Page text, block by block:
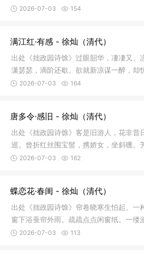
2026-07-03 154
满江红·有感 - 徐灿（清代）
出处《拙政园诗馀》过眼韶华，凄凄又、
潇瑟瑟，滴阶还歇。欲就新凉谋一醉，却
人、从此卜
2026-07-03 164
唐多令·感旧 - 徐灿（清代）
出处《拙政园诗馀》客是旧游人，花非昔
巡。曾折红丝围宝髻，携娇女，坐斜曛。
津。恨东
2026-07-03 162
蝶恋花·春闺 - 徐灿（清代）
出处《拙政园诗馀》帘卷晓寒生怕起。一
窗下浴蚕帘外雨。疏疏点点闲窗纸。一缕
恹，正是春
2026-07-03 113